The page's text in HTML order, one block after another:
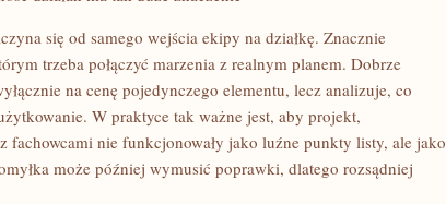
się od samego wejścia ekipy na działkę. Znacznie
trzeba połączyć marzenia z realnym planem. Dobrze
na cenę pojedynczego elementu, lecz analizuje, co
W praktyce tak ważne jest, aby projekt,
fachowcami nie funkcjonowały jako luźne punkty listy, ale jako
może później wymusić poprawki, dlatego rozsądniej